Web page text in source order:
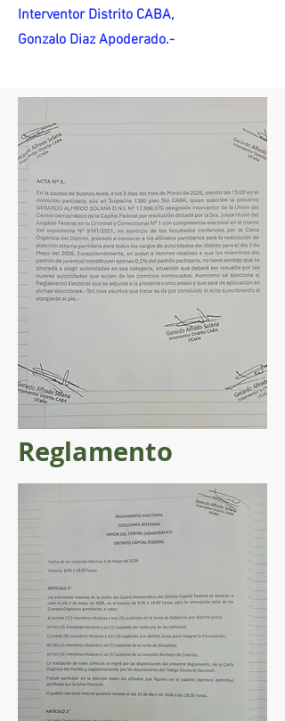
Interventor Distrito CABA,
Gonzalo Diaz Apoderado.-
Reglamento